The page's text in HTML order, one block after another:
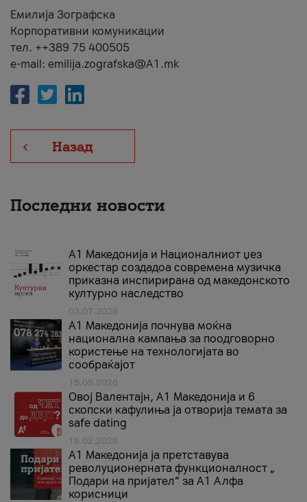
Емилија Зографска
Корпоративни комуникации
тел. ++389 75 400505
e-mail: emilija.zografska@A1.mk
Назад
Последни новости
А1 Македонија и Националниот џез
оркестар создадоа современа музичка
приказна инспирирана од македонското
културно наследство
03.07.2026
A1 Македонија почнува моќна
национална кампања за поодговорно
користење на технологијата во
сообраќајот
18.05.2026
Овој Валентајн, A1 Македонија и 6
скопски кафулиња ја отворија темата за
safe dating
16.02.2026
А1 Македонија ја претставува
револуционерната функционалност „
Подари на пријател“ за А1 Алфа
корисници